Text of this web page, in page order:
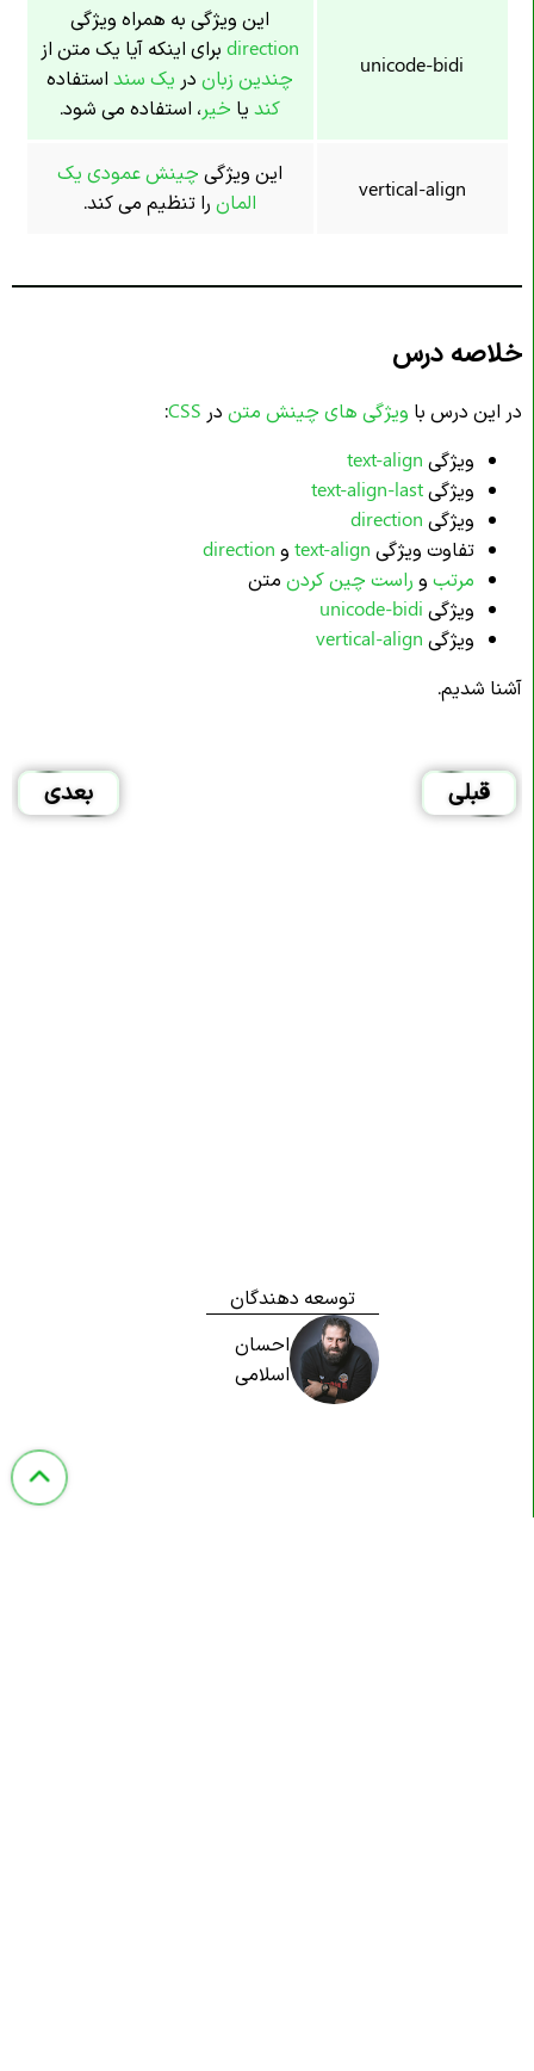
unicode-bidi
این ویژگی به همراه ویژگی
direction برای اینکه آیا یک متن از
چندین زبان در یک سند استفاده
کند یا خیر، استفاده می شود.
vertical-align
این ویژگی چینش عمودی یک
المان را تنظیم می کند.
خلاصه درس
در این درس با ویژگی های چینش متن در CSS
:
ویژگی text-align
ویژگی text-align-last
ویژگی direction
تفاوت ویژگی text-align و direction
مرتب و راست چین کردن متن
ویژگی unicode-bidi
ویژگی vertical-align
آشنا شدیم.
قبلی بعدی
توسعه دهندگان
احسان
اسلامی